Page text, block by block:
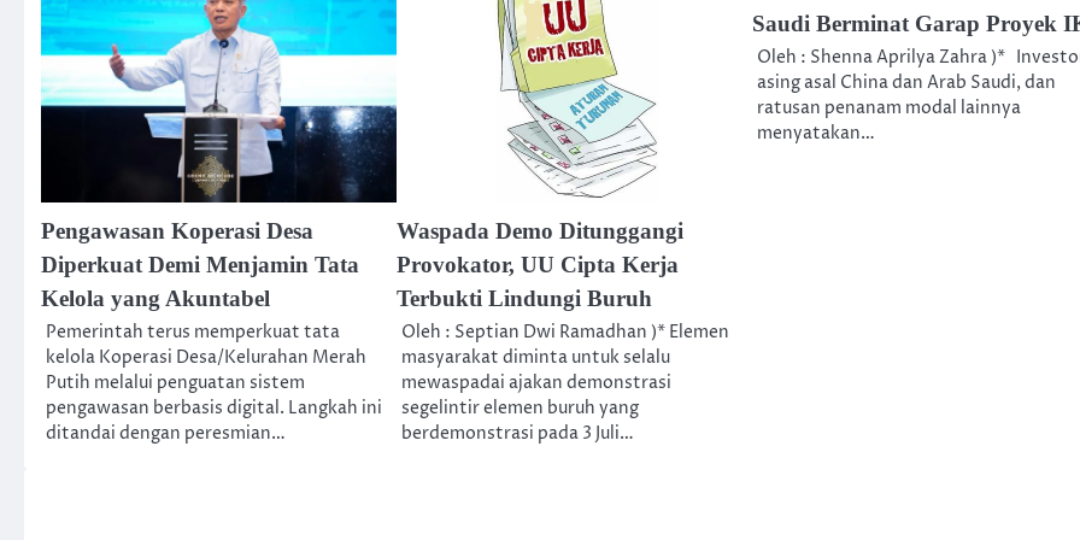
Pengawasan Koperasi Desa
Diperkuat Demi Menjamin Tata
Kelola yang Akuntabel
Pemerintah terus memperkuat tata
kelola Koperasi Desa/Kelurahan Merah
Putih melalui penguatan sistem
pengawasan berbasis digital. Langkah ini
ditandai dengan peresmian…
Waspada Demo Ditunggangi
Provokator, UU Cipta Kerja
Terbukti Lindungi Buruh
Oleh : Septian Dwi Ramadhan )* Elemen
masyarakat diminta untuk selalu
mewaspadai ajakan demonstrasi
segelintir elemen buruh yang
berdemonstrasi pada 3 Juli…
Saudi Berminat Garap Proyek
Oleh : Shenna Aprilya Zahra )*
asing asal China dan Arab Saudi, dan
ratusan penanam modal lainnya
menyatakan…